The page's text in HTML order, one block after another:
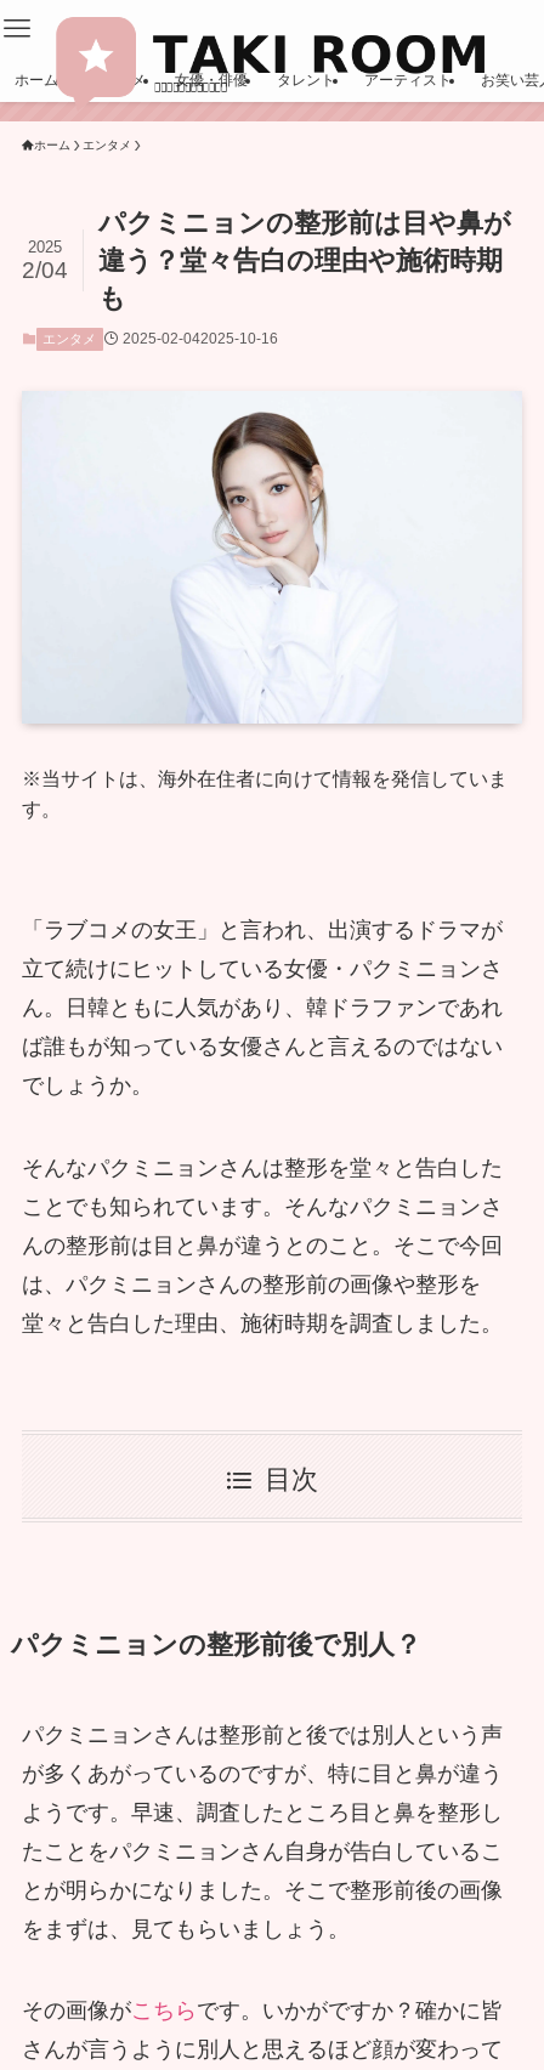
ホーム エンタメ 女優・俳優 タレント アーティスト お笑い芸
ホーム エンタメ
パクミニョンの整形前は目や鼻が
違う？堂々告白の理由や施術時期
も
2025
2/04
エンタメ 2025-02-042025-10-16
※当サイトは、海外在住者に向けて情報を発信していま
す。
「ラブコメの女王」と言われ、出演するドラマが
立て続けにヒットしている女優・パクミニョンさ
ん。日韓ともに人気があり、韓ドラファンであれ
ば誰もが知っている女優さんと言えるのではない
でしょうか。
そんなパクミニョンさんは整形を堂々と告白した
ことでも知られています。そんなパクミニョンさ
んの整形前は目と鼻が違うとのこと。そこで今回
は、パクミニョンさんの整形前の画像や整形を
堂々と告白した理由、施術時期を調査しました。
目次
パクミニョンの整形前後で別人？
パクミニョンさんは整形前と後では別人という声
が多くあがっているのですが、特に目と鼻が違う
ようです。早速、調査したところ目と鼻を整形し
たことをパクミニョンさん自身が告白しているこ
とが明らかになりました。そこで整形前後の画像
をまずは、見てもらいましょう。
その画像がこちら です。いかがですか？確かに皆
さんが言うように別人と思えるほど顔が変わって